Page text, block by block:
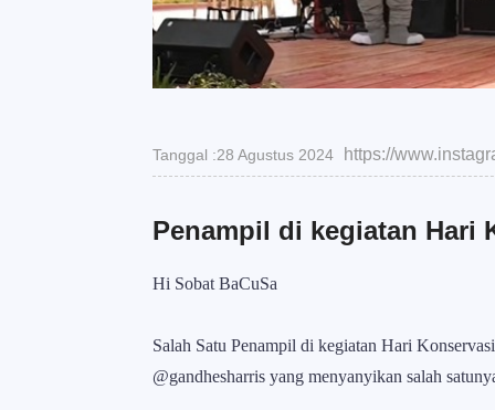
Tanggal :28 Agustus 2024 https://
Penampil di kegiatan Hari
Hi Sobat BaCuSa
Salah Satu Penampil di kegiatan Hari
@gandhesharris yang menyanyikan salah